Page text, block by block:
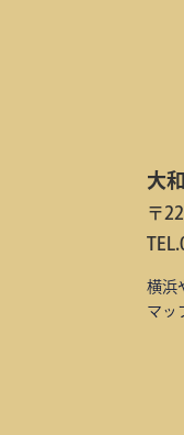
大
〒
横浜
マッ